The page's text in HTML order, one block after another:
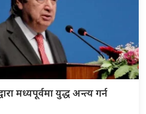
मध्यपूर्वमा युद्ध अन्त्य गर्न